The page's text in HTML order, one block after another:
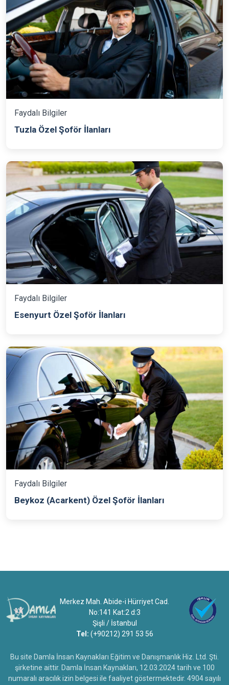
Faydalı Bilgiler
Tuzla Özel Şoför İlanları
Faydalı Bilgiler
Esenyurt Özel Şoför İlanları
Faydalı Bilgiler
Beykoz (Acarkent) Özel Şoför İlanları
Merkez Mah. Abide-i Hürriyet Cad.
No:141 Kat:2 d:3
Şişli / İstanbul
Tel: (+90212) 291 53 56
Bu site Damla İnsan Kaynakları Eğitim ve Danışmanlık Hiz. Ltd. Şti.
şirketine aittir. Damla İnsan Kaynakları, 12.03.2024 tarih ve 100
numaralı aracılık izin belgesi ile faaliyet göstermektedir. 4904 sayılı